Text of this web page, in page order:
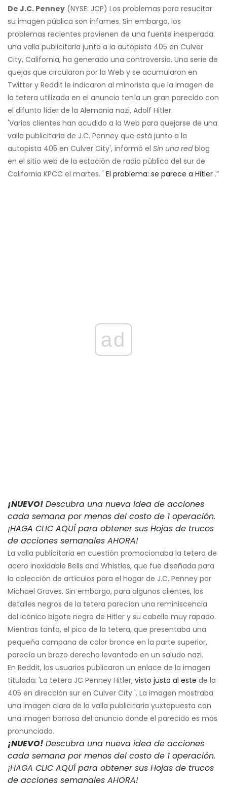
De J.C. Penney (NYSE: JCP) Los problemas para resucitar
su imagen pública son infames. Sin embargo, los
problemas recientes provienen de una fuente inesperada:
una valla publicitaria junto a la autopista 405 en Culver
City, California, ha generado una controversia. Una serie de
quejas que circularon por la Web y se acumularon en
Twitter y Reddit le indicaron al minorista que la imagen de
la tetera utilizada en el anuncio tenía un gran parecido con
el difunto líder de la Alemania nazi, Adolf Hitler.
'Varios clientes han acudido a la Web para quejarse de una
valla publicitaria de J.C. Penney que está junto a la
autopista 405 en Culver City', informó el Sin una redblog
en el sitio web de la estación de radio pública del sur de
California KPCC el martes. ' El problema: se parece a Hitler .”
ad
¡NUEVO! Descubra una nueva idea de acciones
cada semana por menos del costo de 1 operación.
¡HAGA CLIC AQUÍ para obtener sus Hojas de trucos
de acciones semanales AHORA!
La valla publicitaria en cuestión promocionaba la tetera de
acero inoxidable Bells and Whistles, que fue diseñada para
la colección de artículos para el hogar de J.C. Penney por
Michael Graves. Sin embargo, para algunos clientes, los
detalles negros de la tetera parecían una reminiscencia
del icónico bigote negro de Hitler y su cabello muy rapado.
Mientras tanto, el pico de la tetera, que presentaba una
pequeña campana de color bronce en la parte superior,
parecía un brazo derecho levantado en un saludo nazi.
En Reddit, los usuarios publicaron un enlace de la imagen
titulada: 'La tetera JC Penney Hitler, visto justo al este de la
405 en dirección sur en Culver City '. La imagen mostraba
una imagen clara de la valla publicitaria yuxtapuesta con
una imagen borrosa del anuncio donde el parecido es más
pronunciado.
¡NUEVO! Descubra una nueva idea de acciones
cada semana por menos del costo de 1 operación.
¡HAGA CLIC AQUÍ para obtener sus Hojas de trucos
de acciones semanales AHORA!